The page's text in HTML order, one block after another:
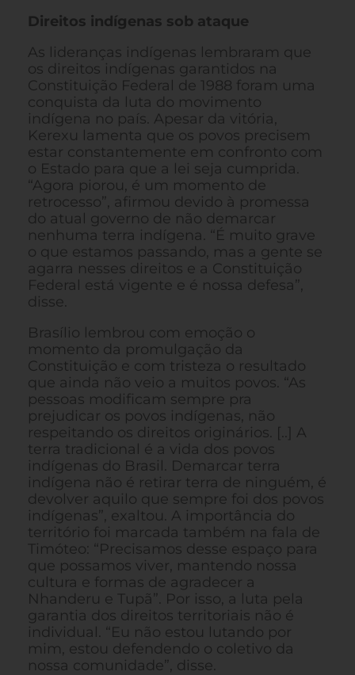
Direitos indígenas sob ataque
As lideranças indígenas lembraram que
os direitos indígenas garantidos na
Constituição Federal de 1988 foram uma
conquista da luta do movimento
indígena no país. Apesar da vitória,
Kerexu lamenta que os povos precisem
estar constantemente em confronto com
o Estado para que a lei seja cumprida.
“Agora piorou, é um momento de
retrocesso”, afirmou devido à promessa
do atual governo de não demarcar
nenhuma terra indígena. “É muito grave
o que estamos passando, mas a gente se
agarra nesses direitos e a Constituição
Federal está vigente e é nossa defesa”,
disse.
Brasílio lembrou com emoção o
momento da promulgação da
Constituição e com tristeza o resultado
que ainda não veio a muitos povos. “As
pessoas modificam sempre pra
prejudicar os povos indígenas, não
respeitando os direitos originários. [..] A
terra tradicional é a vida dos povos
indígenas do Brasil. Demarcar terra
indígena não é retirar terra de ninguém, é
devolver aquilo que sempre foi dos povos
indígenas”, exaltou. A importância do
território foi marcada também na fala de
Timóteo: “Precisamos desse espaço para
que possamos viver, mantendo nossa
cultura e formas de agradecer a
Nhanderu e Tupã”. Por isso, a luta pela
garantia dos direitos territoriais não é
individual. “Eu não estou lutando por
mim, estou defendendo o coletivo da
nossa comunidade”, disse.